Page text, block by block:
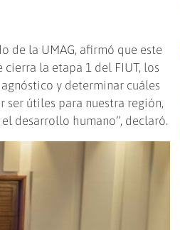
de la UMAG, afirmó que este
la etapa 1 del FIUT, los
y determinar cuáles
ser útiles para nuestra región,
desarrollo humano”, declaró.